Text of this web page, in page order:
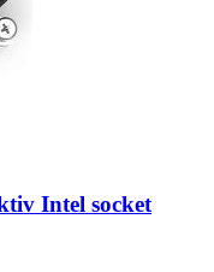
Intel socket